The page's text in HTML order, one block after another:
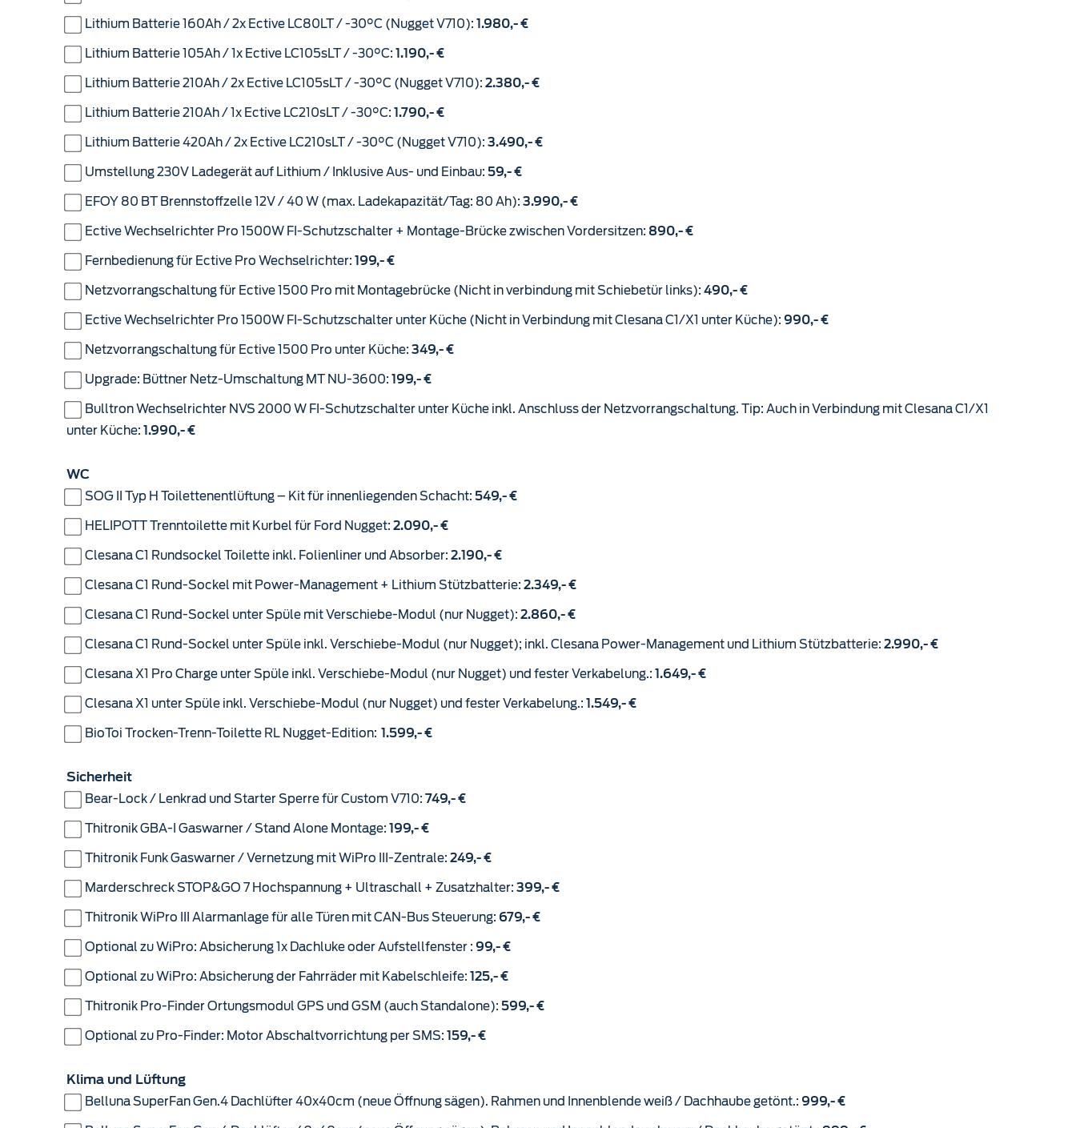
L
2
A
M
o
d
2
4
)
Lithium Batterie 160Ah / 2x Ective LC80LT / -30°C (Nugget V710): 1.980,- €
Lithium Batterie 105Ah / 1x Ective LC105sLT / -30°C: 1.190,- €
Lithium Batterie 210Ah / 2x Ective LC105sLT / -30°C (Nugget V710): 2.380,- €
Lithium Batterie 210Ah / 1x Ective LC210sLT / -30°C: 1.790,- €
Lithium Batterie 420Ah / 2x Ective LC210sLT / -30°C (Nugget V710): 3.490,- €
Umstellung 230V Ladegerät auf Lithium / Inklusive Aus- und Einbau: 59,- €
EFOY 80 BT Brennstoffzelle 12V / 40 W (max. Ladekapazität/Tag: 80 Ah): 3.990,- €
Ective Wechselrichter Pro 1500W FI-Schutzschalter + Montage-Brücke zwischen Vordersitzen: 890,- €
Fernbedienung für Ective Pro Wechselrichter: 199,- €
Netzvorrangschaltung für Ective 1500 Pro mit Montagebrücke (Nicht in verbindung mit Schiebetür links): 490,- €
Ective Wechselrichter Pro 1500W FI-Schutzschalter unter Küche (Nicht in Verbindung mit Clesana C1/X1 unter Küche): 990,- €
Netzvorrangschaltung für Ective 1500 Pro unter Küche: 349,- €
Upgrade: Büttner Netz-Umschaltung MT NU-3600: 199,- €
Bulltron Wechselrichter NVS 2000 W FI-Schutzschalter unter Küche inkl. Anschluss der Netzvorrangschaltung. Tip: Auch in Verbindung mit Clesana C1/X1
unter Küche:
1.990,- €
WC
SOG II Typ H Toilettenentlüftung – Kit für innenliegenden Schacht: 549,- €
HELIPOTT Trenntoilette mit Kurbel für Ford Nugget: 2.090,- €
Clesana C1 Rundsockel Toilette inkl. Folienliner und Absorber: 2.190,- €
Clesana C1 Rund-Sockel mit Power-Management + Lithium Stützbatterie: 2.349,- €
Clesana C1 Rund-Sockel unter Spüle mit Verschiebe-Modul (nur Nugget): 2.860,- €
Clesana C1 Rund-Sockel unter Spüle inkl. Verschiebe-Modul (nur Nugget); inkl. Clesana Power-Management und Lithium Stützbatterie: 2.990,- €
Clesana X1 Pro Charge unter Spüle inkl. Verschiebe-Modul (nur Nugget) und fester Verkabelung.: 1.649,- €
Clesana X1 unter Spüle inkl. Verschiebe-Modul (nur Nugget) und fester Verkabelung.: 1.549,- €
BioToi Trocken-Trenn-Toilette RL Nugget-Edition: 1.599,- €
Sicherheit
Bear-Lock / Lenkrad und Starter Sperre für Custom V710: 749,- €
Thitronik GBA-I Gaswarner / Stand Alone Montage: 199,- €
Thitronik Funk Gaswarner / Vernetzung mit WiPro III-Zentrale: 249,- €
Marderschreck STOP&GO 7 Hochspannung + Ultraschall + Zusatzhalter: 399,- €
Thitronik WiPro III Alarmanlage für alle Türen mit CAN-Bus Steuerung: 679,- €
Optional zu WiPro: Absicherung 1x Dachluke oder Aufstellfenster : 99,- €
Optional zu WiPro: Absicherung der Fahrräder mit Kabelschleife: 125,- €
Thitronik Pro-Finder Ortungsmodul GPS und GSM (auch Standalone): 599,- €
Optional zu Pro-Finder: Motor Abschaltvorrichtung per SMS: 159,- €
Klima und Lüftung
Belluna SuperFan Gen.4 Dachlüfter 40x40cm (neue Öffnung sägen). Rahmen und Innenblende weiß / Dachhaube getönt.: 999,- €